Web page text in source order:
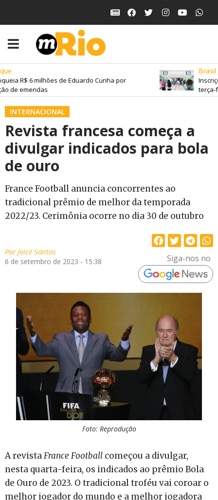
R$ 6 milhões de Eduardo Cunha por
de emendas
Brasil
terça-
INTERNACIONAL
Revista francesa começa a
divulgar indicados para bola
de ouro
France Football anuncia concorrentes ao
tradicional prêmio de melhor da temporada
2022/23. Cerimônia ocorre no dia 30 de outubro
PorJoice Santos
6 de setembro de 2023 - 15:38 Siga-nos no
Foto: Reprodução
A revistaFrance Football começou a divulgar,
nesta quarta-feira, os indicados ao prêmio Bola
de Ouro de 2023. O tradicional troféu vai coroar o
melhor jogador do mundo e a melhor jogadora